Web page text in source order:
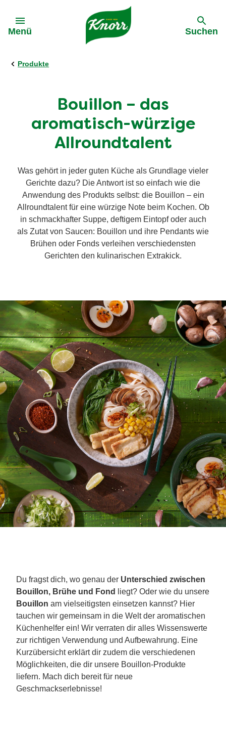
Menü Suchen
Produkte
Bouillon – das
aromatisch-würzige
Allroundtalent
Was gehört in jeder guten Küche als Grundlage vieler
Gerichte dazu? Die Antwort ist so einfach wie die
Anwendung des Produkts selbst: die Bouillon – ein
Allroundtalent für eine würzige Note beim Kochen. Ob
in schmackhafter Suppe, deftigem Eintopf oder auch
als Zutat von Saucen: Bouillon und ihre Pendants wie
Brühen oder Fonds verleihen verschiedensten
Gerichten den kulinarischen Extrakick.
Du fragst dich, wo genau der Unterschied zwischen
Bouillon, Brühe und Fond
liegt? Oder wie du unsere
Bouillon am vielseitigsten einsetzen kannst? Hier
tauchen wir gemeinsam in die Welt der aromatischen
Küchenhelfer ein! Wir verraten dir alles Wissenswerte
zur richtigen Verwendung und Aufbewahrung. Eine
Kurzübersicht erklärt dir zudem die verschiedenen
Möglichkeiten, die dir unsere Bouillon-Produkte
liefern. Mach dich bereit für neue
Geschmackserlebnisse!